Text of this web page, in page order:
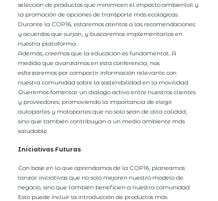
selección de productos que minimicen el impacto ambiental y
la promoción de opciones de transporte más ecológicas.
Durante la COP16, estaremos atentos a las recomendaciones
y acuerdos que surjan, y buscaremos implementarlos en
nuestra plataforma.
Además, creemos que la educación es fundamental. A
medida que avanzamos en esta conferencia, nos
esforzaremos por compartir información relevante con
nuestra comunidad sobre la sostenibilidad en la movilidad.
Queremos fomentar un diálogo activo entre nuestros clientes
y proveedores, promoviendo la importancia de elegir
autopartes y motopartes que no solo sean de alta calidad,
sino que también contribuyan a un medio ambiente más
saludable.
Iniciativas Futuras
Con base en lo que aprendamos de la COP16, planeamos
lanzar iniciativas que no solo mejoren nuestro modelo de
negocio, sino que también beneficien a nuestra comunidad.
Esto puede incluir la introducción de productos más